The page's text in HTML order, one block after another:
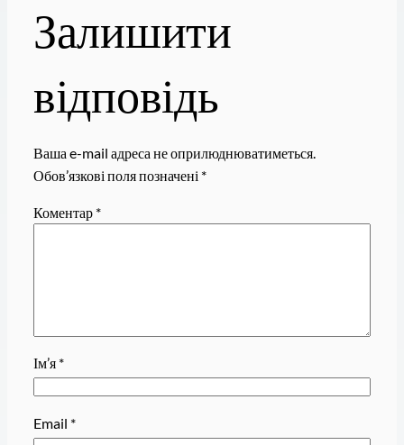
Залишити
відповідь
Ваша e-mail адреса не оприлюднюватиметься.
Обов’язкові поля позначені *
Коментар *
Ім’я *
Email *